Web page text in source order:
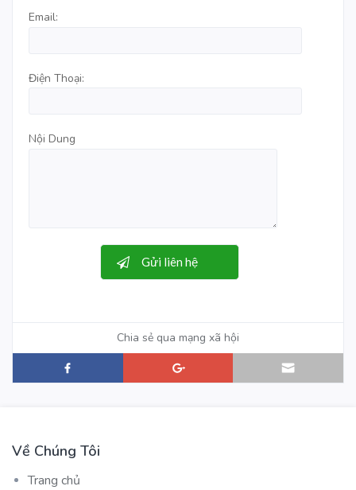
Email:
Điện Thoại:
Nội Dung
Chia sẻ qua mạng xã hội
Về Chúng Tôi
Trang chủ